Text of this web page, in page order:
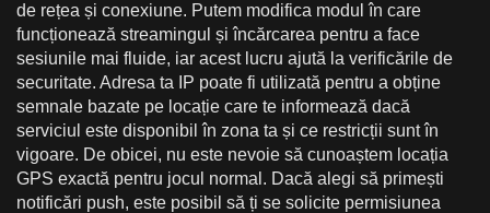
de rețea și conexiune. Putem modifica modul în care
funcționează streamingul și încărcarea pentru a face
sesiunile mai fluide, iar acest lucru ajută la verificările de
securitate. Adresa ta IP poate fi utilizată pentru a obține
semnale bazate pe locație care te informează dacă
serviciul este disponibil în zona ta și ce restricții sunt în
vigoare. De obicei, nu este nevoie să cunoaștem locația
GPS exactă pentru jocul normal. Dacă alegi să primești
notificări push, este posibil să ți se solicite permisiunea